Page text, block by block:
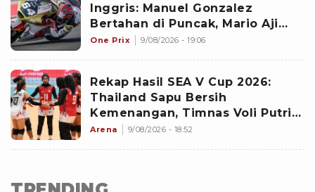
Inggris: Manuel Gonzalez
Bertahan di Puncak, Mario Aji
Jadi Juru Kunci
One Prix 9/08/2026 - 19:06
Rekap Hasil SEA V Cup 2026:
Thailand Sapu Bersih
Kemenangan, Timnas Voli Putri
Indonesia Stagnan
Arena 9/08/2026 - 18:52